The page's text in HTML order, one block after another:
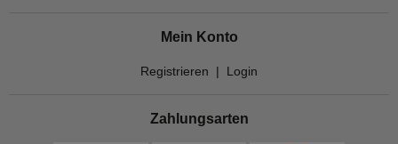
Mein Konto
Registrieren | Login
Zahlungsarten